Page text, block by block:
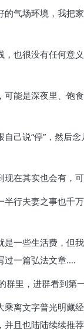
气场环境，我
也很没有任何
能是深夜里、
己说“停”，然后
在其实也会有，
行夫妻之事也
一些生活费，
过一篇弘法文章….
里，进群看到第
离文字普光明
且也陆陆续续推